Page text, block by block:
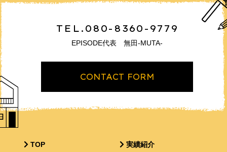
TEL.080-8360-9779
EPISODE代表 無田-MUTA-
CONTACT FORM
TOP 実績紹介